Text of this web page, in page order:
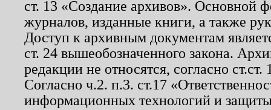
ст. 13 «Создание архивов». Основной
журналов, изданные книги, а также
Доступ к архивным документам
ст. 24 вышеобозначенного закона.
редакции не относятся, согласно
Согласно ч.2. п.3. ст.17
информационных технологий и